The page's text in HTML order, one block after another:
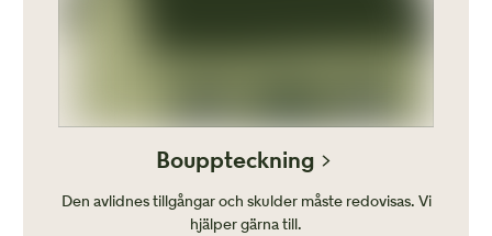
Bouppteckning
Den avlidnes tillgångar och skulder måste redovisas. Vi
hjälper gärna till.